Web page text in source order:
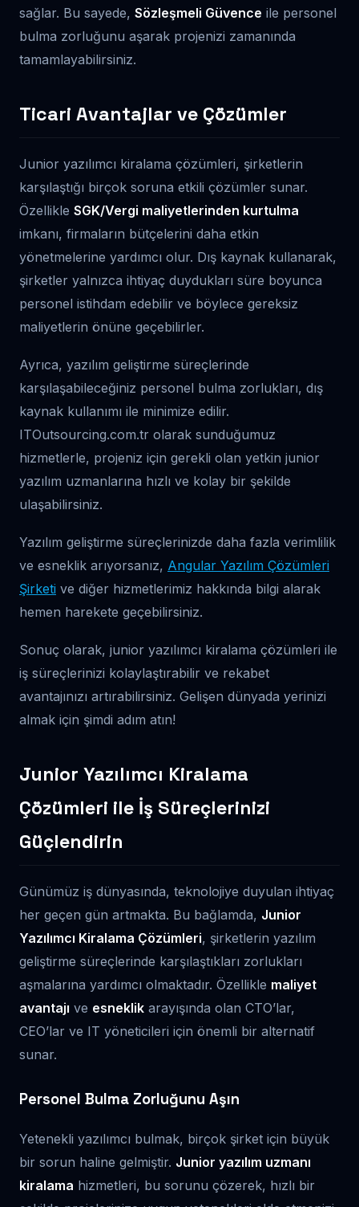
sağlar. Bu sayede, Sözleşmeli Güvence ile personel
bulma zorluğunu aşarak projenizi zamanında
tamamlayabilirsiniz.
Ticari Avantajlar ve Çözümler
Junior yazılımcı kiralama çözümleri, şirketlerin
karşılaştığı birçok soruna etkili çözümler sunar.
Özellikle SGK/Vergi maliyetlerinden kurtulma
imkanı, firmaların bütçelerini daha etkin
yönetmelerine yardımcı olur. Dış kaynak kullanarak,
şirketler yalnızca ihtiyaç duydukları süre boyunca
personel istihdam edebilir ve böylece gereksiz
maliyetlerin önüne geçebilirler.
Ayrıca, yazılım geliştirme süreçlerinde
karşılaşabileceğiniz personel bulma zorlukları, dış
kaynak kullanımı ile minimize edilir.
ITOutsourcing.com.tr olarak sunduğumuz
hizmetlerle, projeniz için gerekli olan yetkin junior
yazılım uzmanlarına hızlı ve kolay bir şekilde
ulaşabilirsiniz.
Yazılım geliştirme süreçlerinizde daha fazla verimlilik
ve esneklik arıyorsanız, Angular Yazılım Çözümleri
Şirketi ve diğer hizmetlerimiz hakkında bilgi alarak
hemen harekete geçebilirsiniz.
Sonuç olarak, junior yazılımcı kiralama çözümleri ile
iş süreçlerinizi kolaylaştırabilir ve rekabet
avantajınızı artırabilirsiniz. Gelişen dünyada yerinizi
almak için şimdi adım atın!
Junior Yazılımcı Kiralama
Çözümleri ile İş Süreçlerinizi
Güçlendirin
Günümüz iş dünyasında, teknolojiye duyulan ihtiyaç
her geçen gün artmakta. Bu bağlamda, Junior
Yazılımcı Kiralama Çözümleri, şirketlerin yazılım
geliştirme süreçlerinde karşılaştıkları zorlukları
aşmalarına yardımcı olmaktadır. Özellikle maliyet
avantajı ve esneklik arayışında olan CTO’lar,
CEO’lar ve IT yöneticileri için önemli bir alternatif
sunar.
Personel Bulma Zorluğunu Aşın
Yetenekli yazılımcı bulmak, birçok şirket için büyük
bir sorun haline gelmiştir. Junior yazılım uzmanı
kiralama hizmetleri, bu sorunu çözerek, hızlı bir